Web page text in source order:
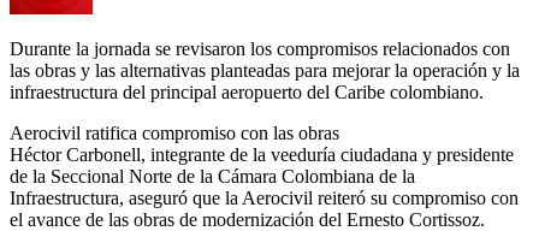
Durante la jornada se revisaron los compromisos relacionados con
las obras y las alternativas planteadas para mejorar la operación y la
infraestructura del principal aeropuerto del Caribe colombiano.
Aerocivil ratifica compromiso con las obras
Héctor Carbonell, integrante de la veeduría ciudadana y presidente
de la Seccional Norte de la Cámara Colombiana de la
Infraestructura, aseguró que la Aerocivil reiteró su compromiso con
el avance de las obras de modernización del Ernesto Cortissoz.